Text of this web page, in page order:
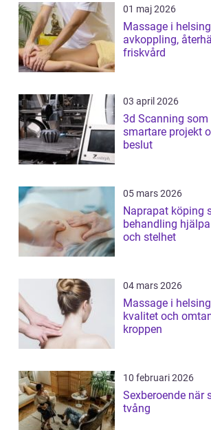
01 maj 2026
Massage i
avkoppling,
friskvård
03 april 2026
3d Scanning
smartare projekt
beslut
05 mars 2026
Naprapat köping så kan
behandling
och stelhet
04 mars 2026
Massage i helsingborg
kvalitet och
kroppen
10 februari 2026
Sexberoende när sexualitet blir ett
tvång